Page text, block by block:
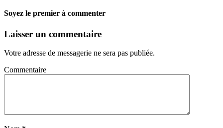
Soyez le premier à commenter
Laisser un commentaire
Votre adresse de messagerie ne sera pas publiée.
Commentaire